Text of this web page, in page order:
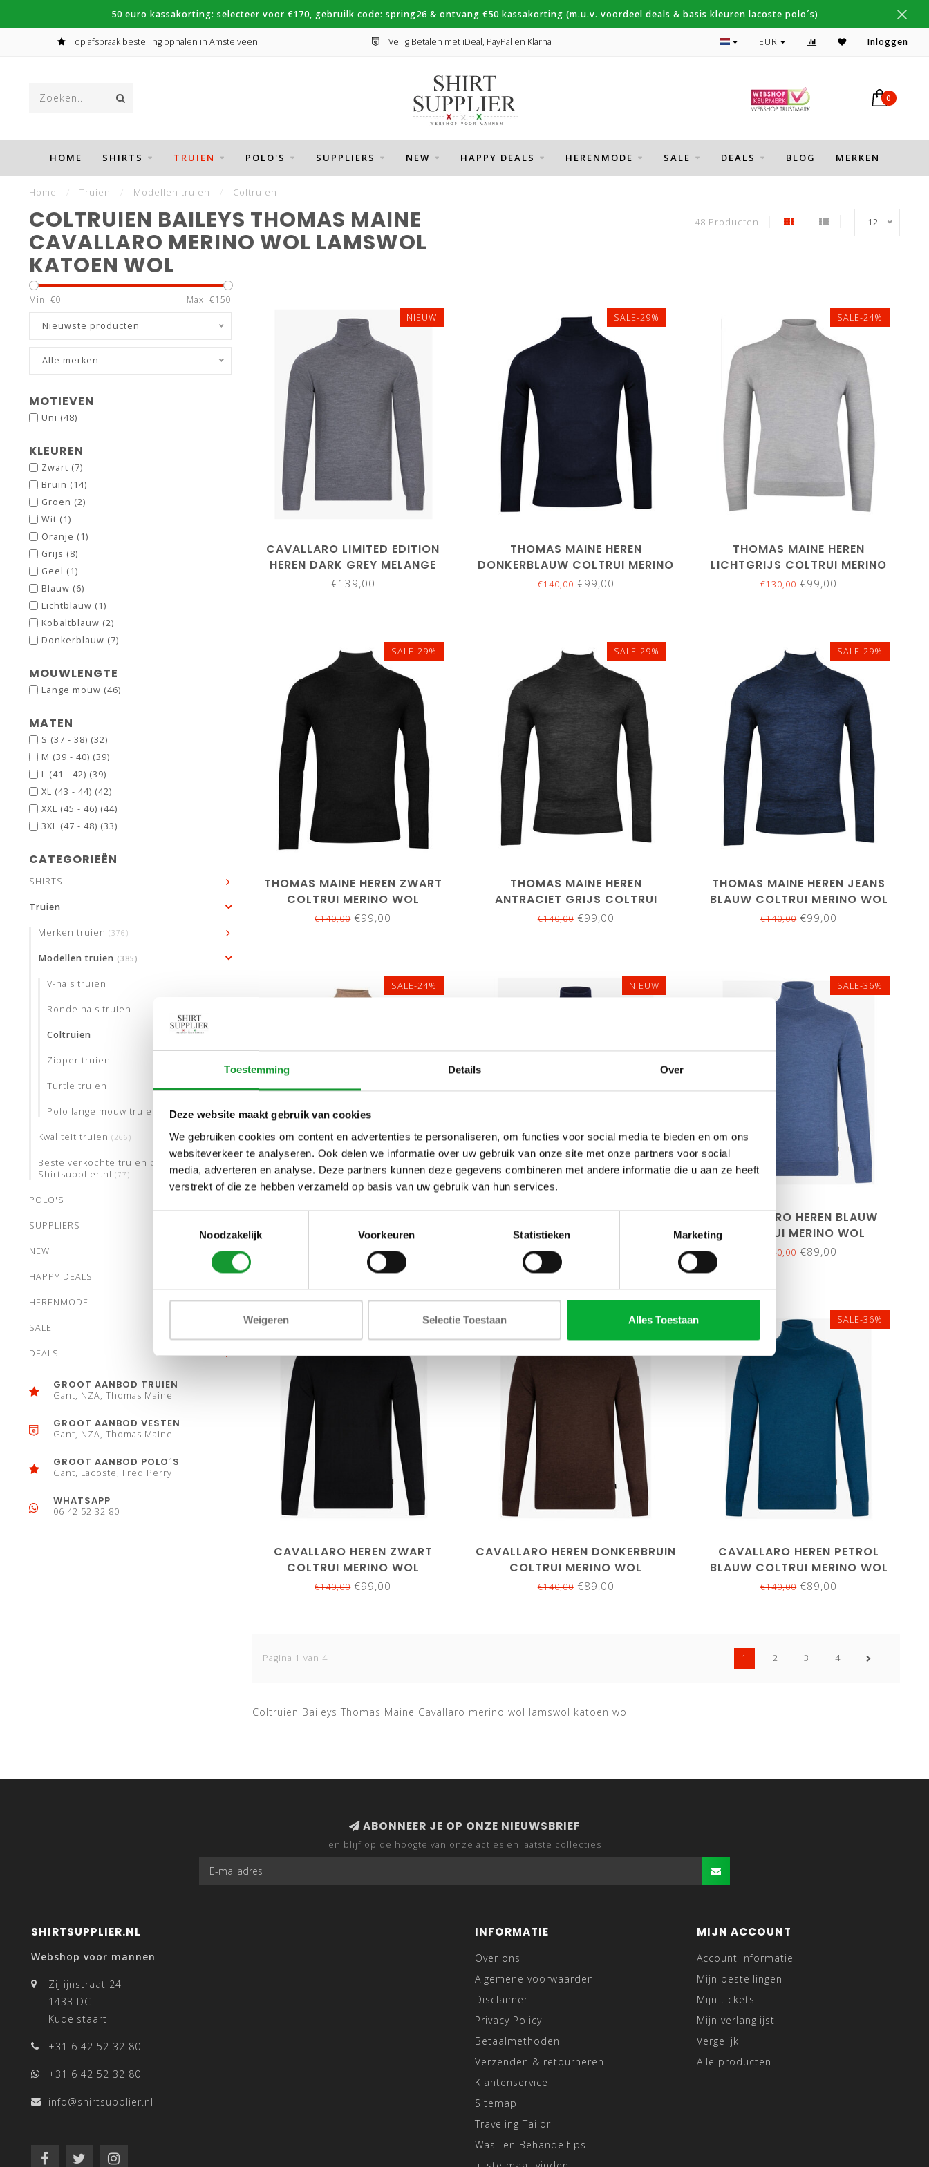
Toestemming Details Over
Deze website maakt gebruik van cookies
We gebruiken cookies om content en advertenties te personaliseren, om functies voor social media te bieden en om ons
websiteverkeer te analyseren. Ook delen we informatie over uw gebruik van onze site met onze partners voor social
media, adverteren en analyse. Deze partners kunnen deze gegevens combineren met andere informatie die u aan ze heeft
verstrekt of die ze hebben verzameld op basis van uw gebruik van hun services.
Noodzakelijk
Voorkeuren Statistieken Marketing
Weigeren Selectie Toestaan Alles Toestaan
50 euro kassakorting: selecteer voor €170, gebruilk code: spring26 & ontvang €50 kassakorting (m.u.v. voordeel deals & basis kleuren lacoste polo´s)
op afspraak bestelling ophalen in Amstelveen Veilig Betalen met iDeal, PayPal en Klarna Topmerken Thomas Maine, Cavallaro, Desoto
EUR Inloggen
0
HOME SHIRTS TRUIEN POLO'S SUPPLIERS NEW HAPPY DEALS HERENMODE SALE DEALS BLOG MERKEN
Home Truien Modellen truien Coltruien
COLTRUIEN BAILEYS THOMAS MAINE
CAVALLARO MERINO WOL LAMSWOL
KATOEN WOL
48 Producten 12
Min: €0 Max: €150
Nieuwste producten
Alle merken
MOTIEVEN
Uni (48)
KLEUREN
Zwart (7)
Bruin (14)
Groen (2)
Wit (1)
Oranje (1)
Grijs (8)
Geel (1)
Blauw (6)
Lichtblauw (1)
Kobaltblauw (2)
Donkerblauw (7)
MOUWLENGTE
Lange mouw (46)
MATEN
S (37 - 38) (32)
M (39 - 40) (39)
L (41 - 42) (39)
XL (43 - 44) (42)
XXL (45 - 46) (44)
3XL (47 - 48) (33)
CATEGORIEËN
SHIRTS
Truien
Merken truien (376)
Modellen truien (385)
V-hals truien
Ronde hals truien
Coltruien
Zipper truien
Turtle truien
Polo lange mouw truien
Kwaliteit truien (266)
Beste verkochte truien bij
Shirtsupplier.nl (77)
POLO'S
SUPPLIERS
NEW
HAPPY DEALS
HERENMODE
SALE
DEALS
GROOT AANBOD TRUIEN
Gant, NZA, Thomas Maine
GROOT AANBOD VESTEN
Gant, NZA, Thomas Maine
GROOT AANBOD POLO´S
Gant, Lacoste, Fred Perry
WHATSAPP
06 42 52 32 80
NIEUW
L XL 3XL
CAVALLARO LIMITED EDITION
HEREN DARK GREY MELANGE
COLTRUI MERINO WOL
€139,00
SALE-29%
M 3XL
THOMAS MAINE HEREN
DONKERBLAUW COLTRUI MERINO
WOL
€140,00€99,00
SALE-24%
S L XL XXL 3XL
THOMAS MAINE HEREN
LICHTGRIJS COLTRUI MERINO
WOL
€130,00€99,00
SALE-29%
L XL S M
THOMAS MAINE HEREN ZWART
COLTRUI MERINO WOL
€140,00€99,00
SALE-29%
M L XL XXL 3XL
THOMAS MAINE HEREN
ANTRACIET GRIJS COLTRUI
MERINO WOL
€140,00€99,00
SALE-29%
XL XXL 3XL
THOMAS MAINE HEREN JEANS
BLAUW COLTRUI MERINO WOL
€140,00€99,00
SALE-24%
S M L XL XXL 3XL
COLTRUI MERINO WOL
€99,00
NIEUW
S M XL XXL
HEREN DONKERBLAUW DARK BLUE
COLTRUI MERINO WOL
€139,00
SALE-36%
CAVALLARO HEREN BLAUW
COLTRUI MERINO WOL
€140,00€89,00
SALE-29%
CAVALLARO HEREN ZWART
COLTRUI MERINO WOL
€140,00€99,00
SALE-36%
CAVALLARO HEREN DONKERBRUIN
COLTRUI MERINO WOL
€140,00€89,00
SALE-36%
CAVALLARO HEREN PETROL
BLAUW COLTRUI MERINO WOL
€140,00€89,00
Pagina 1 van 4 1 2 3 4
Coltruien Baileys Thomas Maine Cavallaro merino wol lamswol katoen wol
ABONNEER JE OP ONZE NIEUWSBRIEF
en blijf op de hoogte van onze acties en laatste collecties
SHIRTSUPPLIER.NL
Webshop voor mannen
Zijlijnstraat 24
1433 DC
Kudelstaart
+31 6 42 52 32 80
+31 6 42 52 32 80
info@shirtsupplier.nl
INFORMATIE
Over ons
Algemene voorwaarden
Disclaimer
Privacy Policy
Betaalmethoden
Verzenden & retourneren
Klantenservice
Sitemap
Traveling Tailor
Was- en Behandeltips
MIJN ACCOUNT
Account informatie
Mijn bestellingen
Mijn tickets
Mijn verlanglijst
Vergelijk
Alle producten